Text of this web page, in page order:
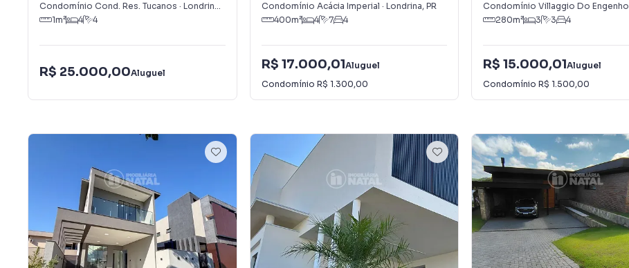
Condomínio Cond. Res. Tucanos · Londrina ,
1m² 4 4
R$ 25.000,00Aluguel
Condomínio Acácia Imperial · Londrina, PR
400m² 4 7 4
R$ 17.000,01Aluguel
Condomínio R$ 1.300,00
Condomínio Villaggio Do Engenho
280m² 3 3 4
R$ 15.000,01Aluguel
Condomínio R$ 1.500,00